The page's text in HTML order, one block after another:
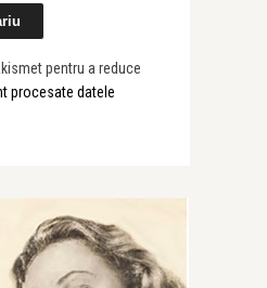
pentru a reduce
procesate datele